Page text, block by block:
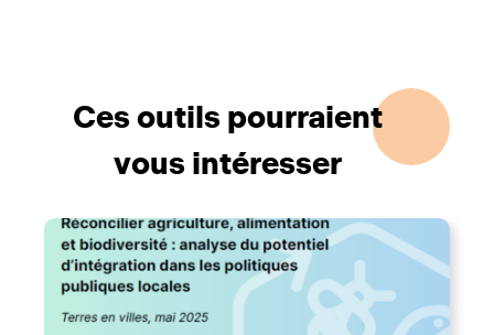
Ces outils pourraient
vous intéresser